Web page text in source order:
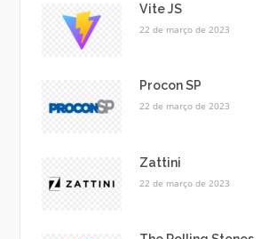
Vite JS
22 de março de 2023
Procon SP
22 de março de 2023
Zattini
22 de março de 2023